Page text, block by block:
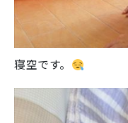
寝空です。